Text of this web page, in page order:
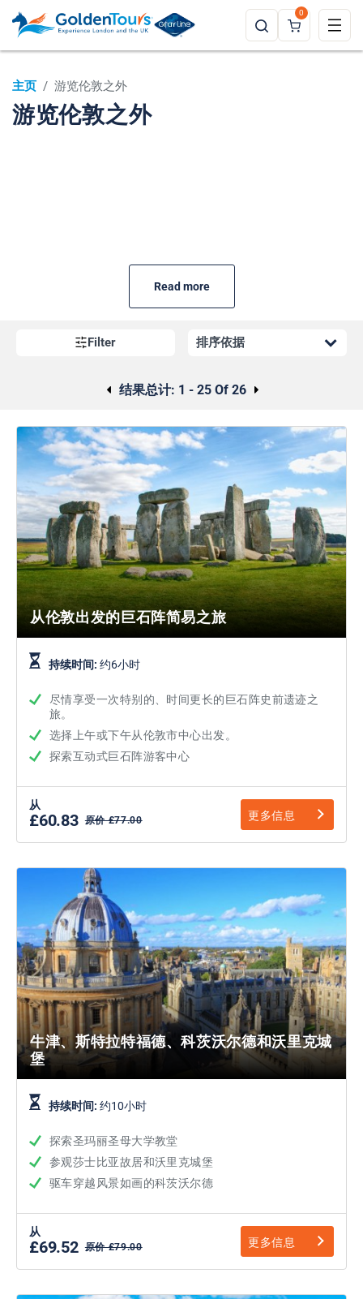
0
主页 / 游览伦敦之外
游览伦敦之外
Read more
Filter
结果总计: 1 - 25 Of 26
从伦敦出发的巨石阵简易之旅
持续时间: 约6小时
尽情享受一次特别的、时间更长的巨石阵史前遗迹之
旅。
选择上午或下午从伦敦市中心出发。
探索互动式巨石阵游客中心
从
£60.83 原价 £77.00 更多信息
牛津、斯特拉特福德、科茨沃尔德和沃里克城
堡
持续时间: 约10小时
探索圣玛丽圣母大学教堂
参观莎士比亚故居和沃里克城堡
驱车穿越风景如画的科茨沃尔德
从
£69.52 原价 £79.00 更多信息